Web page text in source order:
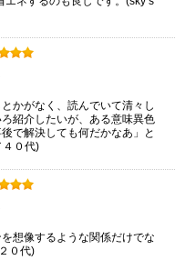
かがなく、読んでいて清々し
紹介したいが、ある意味異色
で解決しても何だかなあ」と
０代)
想像するような関係だけでな
０代)